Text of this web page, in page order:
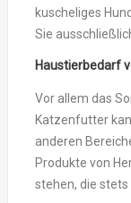
kuscheliges
Sie
Haustierbedarf
Vor allem das
Katzenfutter
anderen
Produkte von
stehen, die stets